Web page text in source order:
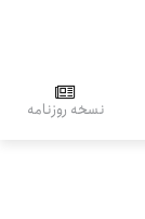
نسخه روزنامه